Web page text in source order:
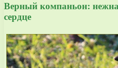
Верный компаньон:
сердце